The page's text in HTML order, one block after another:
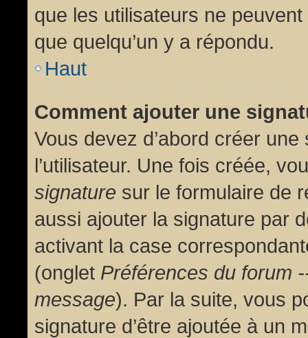
que les utilisateurs ne
que quelqu’un y a répondu.
Haut
Comment ajouter une
Vous devez d’abord créer
l’utilisateur. Une fois créée,
signature sur le formulaire de
aussi ajouter la signature par
activant la case
(onglet Préférences du forum
message). Par la suite, vous
signature d’être ajoutée à un